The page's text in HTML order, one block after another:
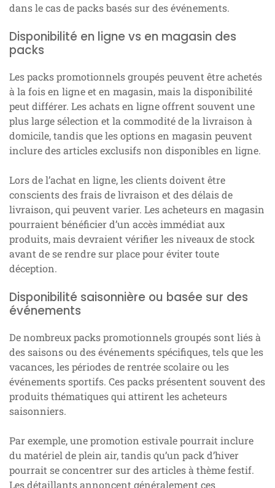
dans le cas de packs basés sur des événements.
Disponibilité en ligne vs en magasin des
packs
Les packs promotionnels groupés peuvent être achetés
à la fois en ligne et en magasin, mais la disponibilité
peut différer. Les achats en ligne offrent souvent une
plus large sélection et la commodité de la livraison à
domicile, tandis que les options en magasin peuvent
inclure des articles exclusifs non disponibles en ligne.
Lors de l’achat en ligne, les clients doivent être
conscients des frais de livraison et des délais de
livraison, qui peuvent varier. Les acheteurs en magasin
pourraient bénéficier d’un accès immédiat aux
produits, mais devraient vérifier les niveaux de stock
avant de se rendre sur place pour éviter toute
déception.
Disponibilité saisonnière ou basée sur des
événements
De nombreux packs promotionnels groupés sont liés à
des saisons ou des événements spécifiques, tels que les
vacances, les périodes de rentrée scolaire ou les
événements sportifs. Ces packs présentent souvent des
produits thématiques qui attirent les acheteurs
saisonniers.
Par exemple, une promotion estivale pourrait inclure
du matériel de plein air, tandis qu’un pack d’hiver
pourrait se concentrer sur des articles à thème festif.
Les détaillants annoncent généralement ces